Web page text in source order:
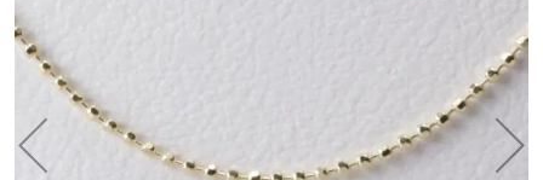
ャ
ラ
最
後